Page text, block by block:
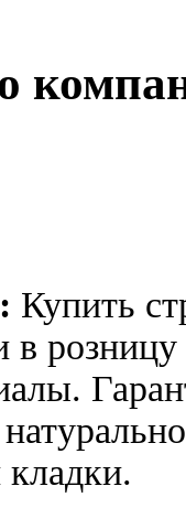
Купить
в